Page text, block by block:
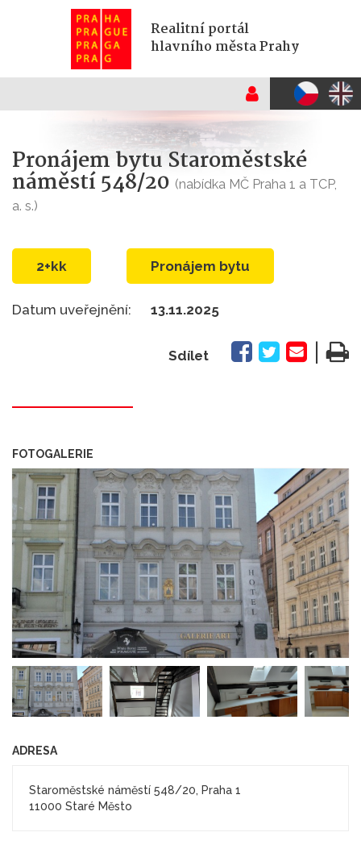
Realitní portál
hlavního města Prahy
Pronájem bytu Staroměstské
náměstí 548/20 (nabídka MČ Praha 1 a TCP,
a. s.)
2+kk Pronájem bytu
Datum uveřejnění: 13.11.2025
Sdílet
FOTOGALERIE
ADRESA
Staroměstské náměstí 548/20, Praha 1
11000 Staré Město